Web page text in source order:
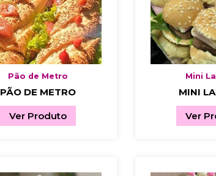
Pão de Metro
PÃO DE METRO
Ver Produto
Mini
MINI
Ver